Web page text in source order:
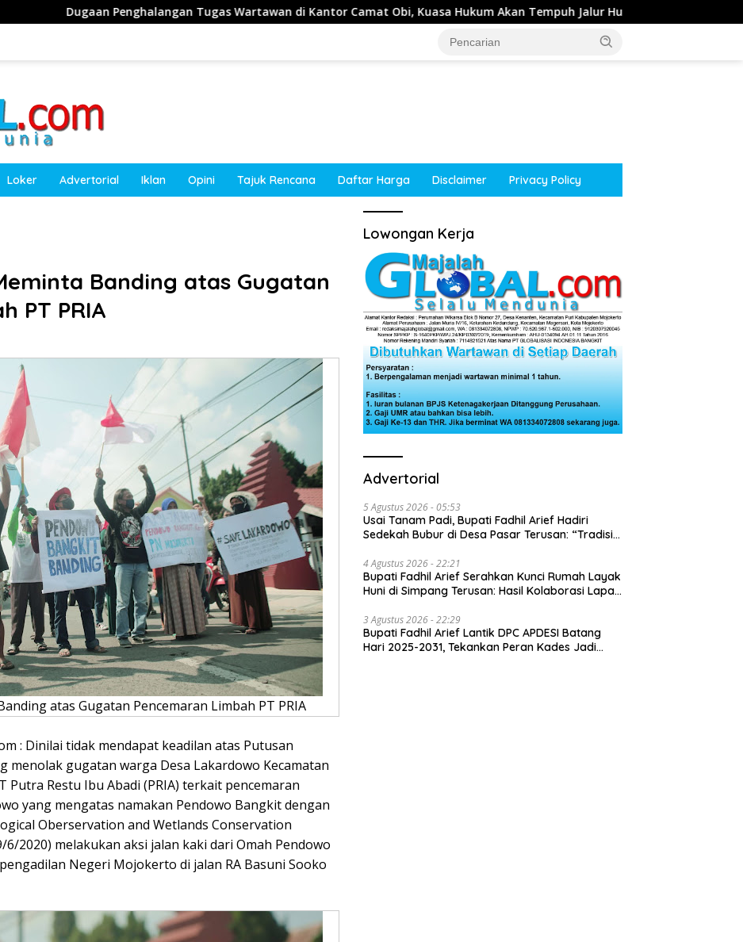
Tugas Wartawan di Kantor Camat Obi, Kuasa Hukum Akan Tempuh Jalur Hukum Kepala Desa Tempuran,
Loker Advertorial Iklan Opini Tajuk Rencana Daftar Harga Disclaimer Privacy Policy
Banding atas Gugatan
PT PRIA
atas Gugatan Pencemaran Limbah PT PRIA
: Dinilai tidak mendapat keadilan atas Putusan
gugatan warga Desa Lakardowo Kecamatan
Putra Restu Ibu Abadi (PRIA) terkait pencemaran
yang mengatas namakan Pendowo Bangkit dengan
Oberservation and Wetlands Conservation
6/2020) melakukan aksi jalan kaki dari Omah Pendowo
Negeri Mojokerto di jalan RA Basuni Sooko
Lowongan Kerja
Advertorial
5 Agustus 2026 - 05:53
Usai Tanam Padi, Bupati Fadhil Arief Hadiri
Sedekah Bubur di Desa Pasar Terusan: “Tradisi
4 Agustus 2026 - 22:21
Bupati Fadhil Arief Serahkan Kunci Rumah Layak
Huni di Simpang Terusan: Hasil Kolaborasi Lapas
3 Agustus 2026 - 22:29
Bupati Fadhil Arief Lantik DPC APDESI Batang
Hari 2025-2031, Tekankan Peran Kades Jadi